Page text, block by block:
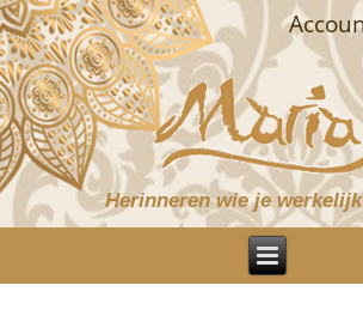
Herinneren wie je